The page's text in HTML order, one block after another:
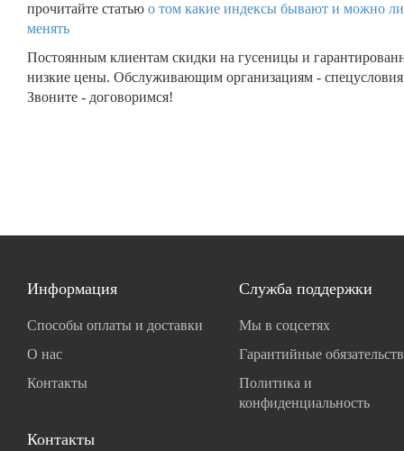
прочитайте статью о том какие индексы бывают и можно
менять
Постоянным клиентам скидки на гусеницы и
низкие цены. Обслуживающим организациям -
Звоните - договоримся!
Информация
Способы оплаты и доставки
О нас
Контакты
Служба поддержки
Мы в соцсетях
Гарантийные
Политика и
конфиденциальность
Контакты